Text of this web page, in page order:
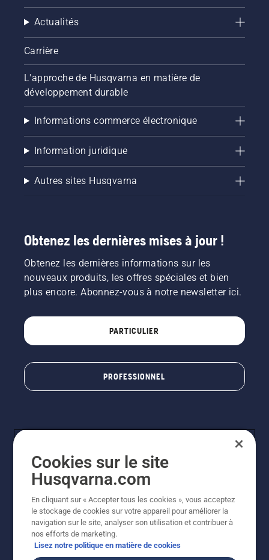
Actualités
Carrière
L'approche de Husqvarna en matière de
développement durable
Informations commerce électronique
Information juridique
Autres sites Husqvarna
Obtenez les dernières mises à jour !
Obtenez les dernières informations sur les
nouveaux produits, les offres spéciales et bien
plus encore. Abonnez-vous à notre newsletter ici.
PARTICULIER
PROFESSIONNEL
© Husqvarna AB (publ). Tous droits réservés. Les prix
indiqués sont à titre indicatif de Husqvarna Schweiz AG
aux revendeurs participants, prix en CHF, TVA 8,1 % et
TAR incluses. Sous réserve de modification. Tous les
prix indiqués sont des prix de vente recommandés (TVA
Cookies sur le site
Husqvarna.com
En cliquant sur « Accepter tous les cookies », vous acceptez
le stockage de cookies sur votre appareil pour améliorer la
navigation sur le site, analyser son utilisation et contribuer à
nos efforts de marketing.
Lisez notre politique en matière de cookies